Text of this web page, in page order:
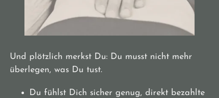
Und plötzlich merkst Du: Du musst nicht mehr
überlegen, was Du tust.
Du fühlst Dich sicher genug, direkt bezahlte